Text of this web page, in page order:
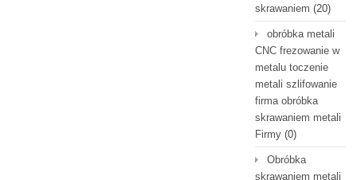
skrawaniem (20)
obróbka metali
CNC frezowanie w
metalu toczenie
metali szlifowanie
firma obróbka
skrawaniem metali
Firmy (0)
Obróbka
skrawaniem metali